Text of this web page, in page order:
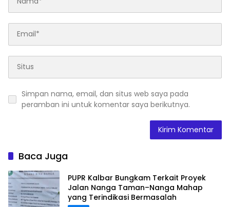
Simpan nama, email, dan situs web saya pada
peramban ini untuk komentar saya berikutnya.
Baca Juga
PUPR Kalbar Bungkam Terkait Proyek
Jalan Nanga Taman–Nanga Mahap
yang Terindikasi Bermasalah